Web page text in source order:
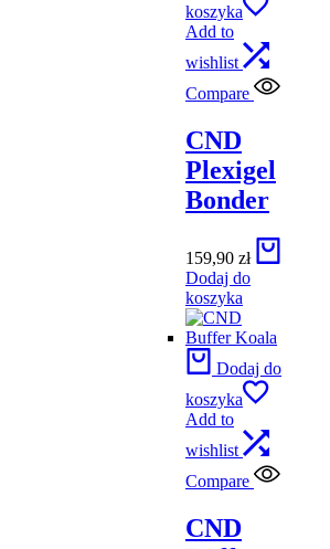
koszyka
Add to
wishlist
Compare
CND
Plexigel
Bonder
159,90 zł
Dodaj do
koszyka
Dodaj do
koszyka
Add to
wishlist
Compare
CND